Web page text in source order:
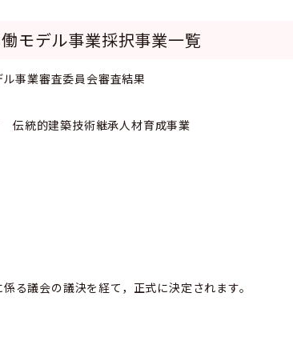
モデル事業採択事業一覧
事業審査委員会審査結果
伝統的建築技術継承人材育成事業
る議会の議決を経て， 正式に決定されます。